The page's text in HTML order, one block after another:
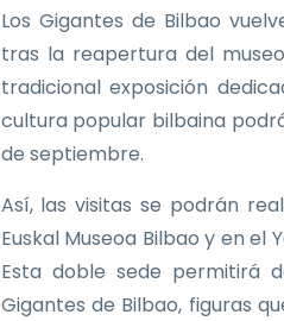
Los Gigantes de Bilbao
tras la reapertura del
tradicional exposición
cultura popular bilbaina
de septiembre.
Así, las visitas se podrán
Euskal Museoa Bilbao y en el
Esta doble sede permitirá
Gigantes de Bilbao, figuras